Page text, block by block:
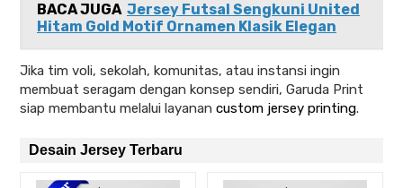
BACA JUGA Jersey Futsal Sengkuni United
Hitam Gold Motif Ornamen Klasik Elegan
Jika tim voli, sekolah, komunitas, atau instansi ingin
membuat seragam dengan konsep sendiri, Garuda Print
siap membantu melalui layanan custom jersey printing.
Desain Jersey Terbaru